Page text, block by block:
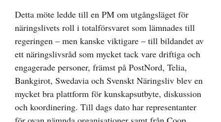
Detta möte ledde till en PM om utgångsläget för
näringslivets roll i totalförsvaret som lämnades till
regeringen – men kanske viktigare – till bildandet av
ett näringslivsråd som mycket tack vare driftiga och
engagerade personer, främst på PostNord, Telia,
Bankgirot, Swedavia och Svenskt Näringsliv blev en
mycket bra plattform för kunskapsutbyte, diskussion
och koordinering. Till dags dato har representanter